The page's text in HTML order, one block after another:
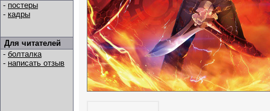
- постеры
- кадры
Для читателей
- болталка
- написать отзыв